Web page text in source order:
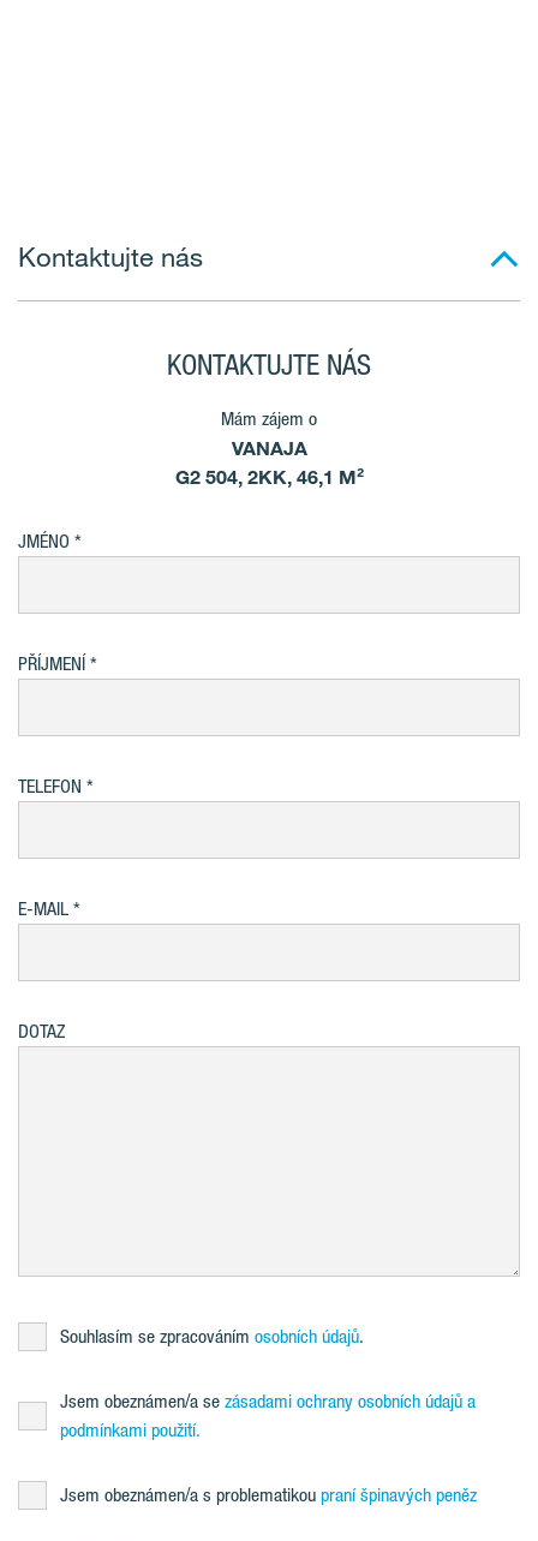
Kontaktujte nás
KONTAKTUJTE NÁS
Mám zájem o
VANAJA
G2 504, 2KK, 46,1 M²
JMÉNO
PŘÍJMENÍ
TELEFON
E-MAIL
DOTAZ
Souhlasím se zpracováním osobních údajů.
Jsem obeznámen/a se zásadami ochrany osobních údajů a
podmínkami použití.
Jsem obeznámen/a s problematikou praní špinavých peněz